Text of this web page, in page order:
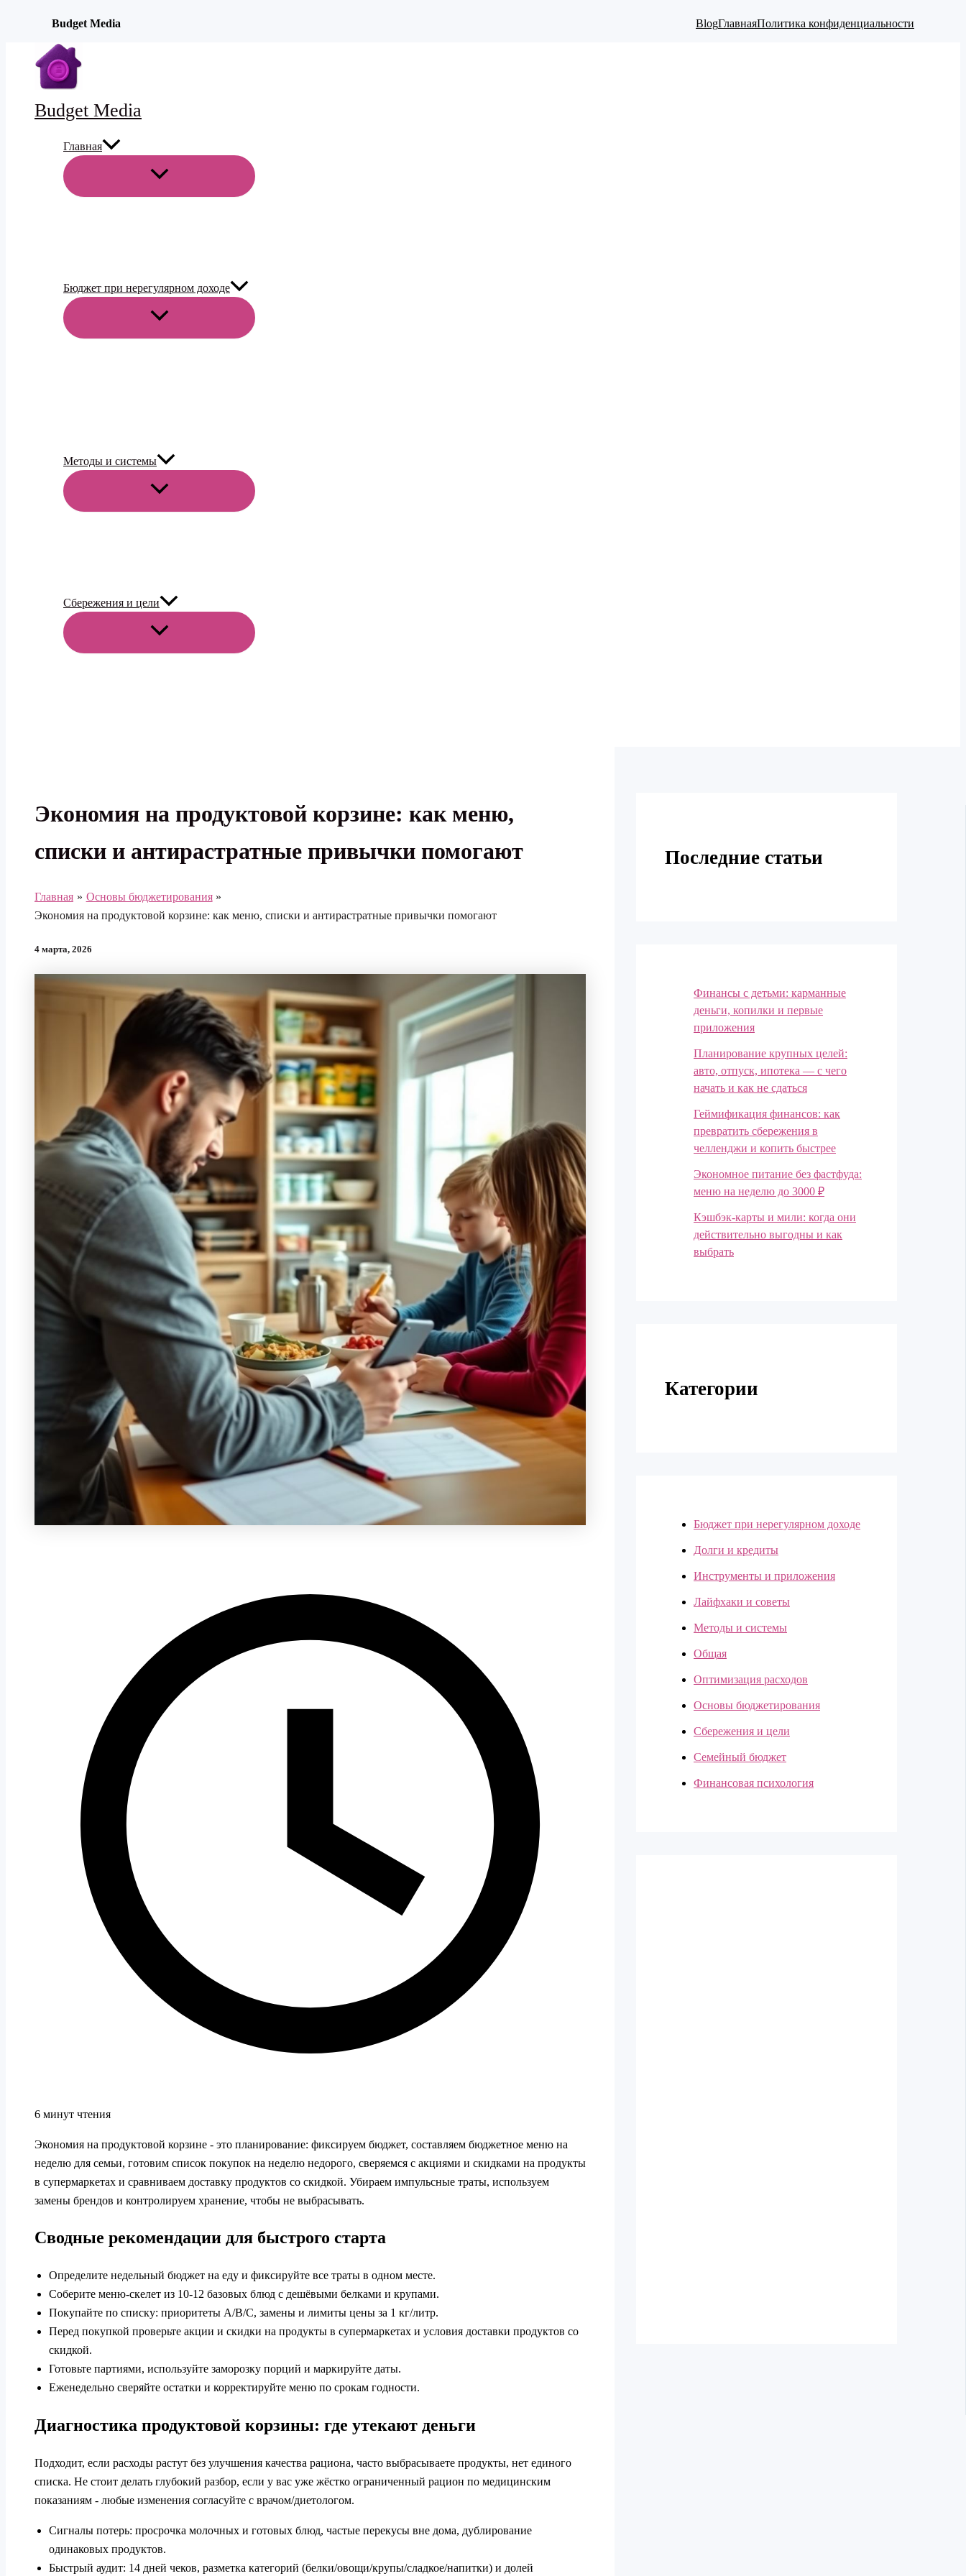
Budget Media BlogГлавнаяПолитика конфиденциальности
Перейти
содержимому
Budget Media
Главная
ПЕРЕКЛЮЧАТЕЛЬ
Бюджет при нерегулярном доходе
ПЕРЕКЛЮЧАТЕЛЬ
Методы и системы
ПЕРЕКЛЮЧАТЕЛЬ
Сбережения и цели
ПЕРЕКЛЮЧАТЕЛЬ
Экономия на продуктовой корзине: как меню,
списки и антирастратные привычки помогают
Главная
Основы бюджетирования
Экономия на продуктовой корзине: как меню, списки и антирастратные привычки помогают
4 марта, 2026
6 минут чтения
Экономия на продуктовой корзине - это планирование: фиксируем бюджет, составляем бюджетное меню на
неделю для семьи, готовим список покупок на неделю недорого, сверяемся с акциями и скидками на продукты
в супермаркетах и сравниваем доставку продуктов со скидкой. Убираем импульсные траты, используем
замены брендов и контролируем хранение, чтобы не выбрасывать.
Сводные рекомендации для быстрого старта
Определите недельный бюджет на еду и фиксируйте все траты в одном месте.
Соберите меню-скелет из 10-12 базовых блюд с дешёвыми белками и крупами.
Покупайте по списку: приоритеты A/B/C, замены и лимиты цены за 1 кг/литр.
Перед покупкой проверьте акции и скидки на продукты в супермаркетах и условия доставки продуктов со
скидкой.
Готовьте партиями, используйте заморозку порций и маркируйте даты.
Еженедельно сверяйте остатки и корректируйте меню по срокам годности.
Диагностика продуктовой корзины: где утекают деньги
Подходит, если расходы растут без улучшения качества рациона, часто выбрасываете продукты, нет единого
списка. Не стоит делать глубокий разбор, если у вас уже жёстко ограниченный рацион по медицинским
показаниям - любые изменения согласуйте с врачом/диетологом.
Сигналы потерь: просрочка молочных и готовых блюд, частые перекусы вне дома, дублирование
одинаковых продуктов.
Быстрый аудит: 14 дней чеков, разметка категорий (белки/овощи/крупы/сладкое/напитки) и долей
Последние статьи
Финансы с детьми: карманные
деньги, копилки и первые
приложения
Планирование крупных целей:
авто, отпуск, ипотека — с чего
начать и как не сдаться
Геймификация финансов: как
превратить сбережения в
челленджи и копить быстрее
Экономное питание без фастфуда:
меню на неделю до 3000 ₽
Кэшбэк-карты и мили: когда они
действительно выгодны и как
выбрать
Категории
Бюджет при нерегулярном доходе
Долги и кредиты
Инструменты и приложения
Лайфхаки и советы
Методы и системы
Общая
Оптимизация расходов
Основы бюджетирования
Сбережения и цели
Семейный бюджет
Финансовая психология